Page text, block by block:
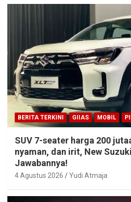
BERITA TERKINI GIIAS MOBIL
SUV 7-seater harga 200
nyaman, dan irit, New
Jawabannya!
4 Agustus 2026 Yudi Atmaja